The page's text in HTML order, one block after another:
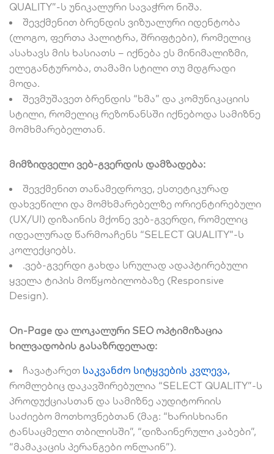
QUALITY”-ს უნიკალური სავაჭრო ნიშა.
შევქმენით ბრენდის ვიზუალური იდენტობა
(ლოგო, ფერთა პალიტრა, შრიფტები), რომელიც
ასახავს მის ხასიათს – იქნება ეს მინიმალიზმი,
ელეგანტურობა, თამამი სტილი თუ მდგრადი
მოდა.
შევმუშავეთ ბრენდის “ხმა” და კომუნიკაციის
სტილი, რომელიც რეზონანსში იქნებოდა სამიზნე
მომხმარებელთან.
მიმზიდველი ვებ-გვერდის დამზადება:
შევქმენით თანამედროვე, ესთეტიკურად
დახვეწილი და მომხმარებელზე ორიენტირებული
(UX/UI) დიზაინის მქონე ვებ-გვერდი, რომელიც
იდეალურად წარმოაჩენს “SELECT QUALITY”-ს
კოლექციებს.
.ვებ-გვერდი გახდა სრულად ადაპტირებული
ყველა ტიპის მოწყობილობაზე (Responsive
Design).
On-Page და ლოკალური SEO ოპტიმიზაცია
ხილვადობის გასაზრდელად:
ჩავატარეთ საკვანძო სიტყვების კვლევა,
რომლებიც დაკავშირებულია “SELECT QUALITY”-ს
პროდუქციასთან და სამიზნე აუდიტორიის
საძიებო მოთხოვნებთან (მაგ: “ხარისხიანი
ტანსაცმელი თბილისში”, “დიზაინერული კაბები”,
“მამაკაცის პერანგები ონლაინ”).